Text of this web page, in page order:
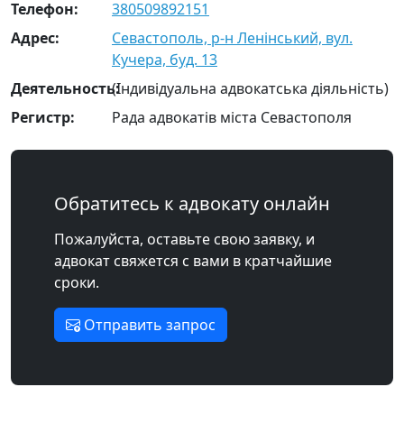
Телефон:
380509892151
Адрес:
Севастополь, р-н Ленінський, вул.
Кучера, буд. 13
Деятельность:(Індивідуальна адвокатська діяльність)
Регистр:
Рада адвокатів міста Севастополя
Обратитесь к адвокату онлайн
Пожалуйста, оставьте свою заявку, и
адвокат свяжется с вами в кратчайшие
сроки.
Отправить запрос